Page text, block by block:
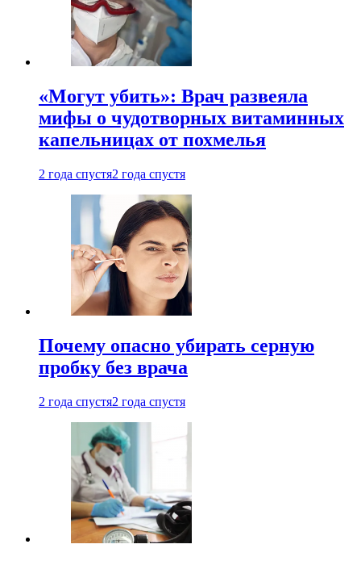
«Могут убить»: Врач развеяла
мифы о чудотворных витаминных
капельницах от похмелья
2 года спустя2 года спустя
Почему опасно убирать серную
пробку без врача
2 года спустя2 года спустя